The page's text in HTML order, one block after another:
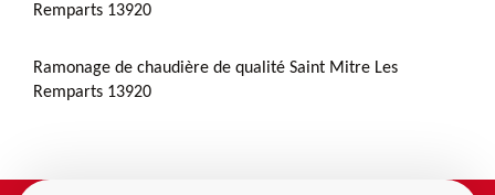
Remparts 13920
Ramonage de chaudière de qualité Saint Mitre Les
Remparts 13920